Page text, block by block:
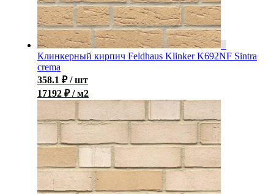
Клинкерный кирпич Feldhaus Klinker K692NF Sintra
crema
358.1 ₽ / шт
17192 ₽ / м2